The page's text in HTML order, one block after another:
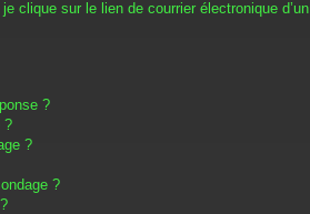
clique sur le lien de courrier électronique d’un
?
?
?
?